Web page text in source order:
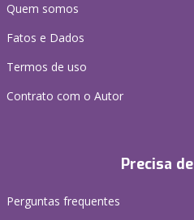
Quem somos
Fatos e Dados
Termos de uso
Contrato com o Autor
Precisa
Perguntas frequentes